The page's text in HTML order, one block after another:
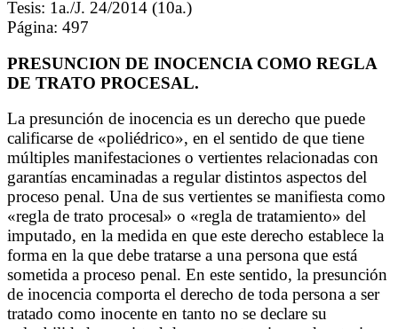
Tesis: 1a./J. 24/2014 (10a.)
Página: 497
PRESUNCION DE INOCENCIA COMO REGLA
DE TRATO PROCESAL.
La presunción de inocencia es un derecho que puede
calificarse de «poliédrico», en el sentido de que tiene
múltiples manifestaciones o vertientes relacionadas con
garantías encaminadas a regular distintos aspectos del
proceso penal. Una de sus vertientes se manifiesta como
«regla de trato procesal» o «regla de tratamiento» del
imputado, en la medida en que este derecho establece la
forma en la que debe tratarse a una persona que está
sometida a proceso penal. En este sentido, la presunción
de inocencia comporta el derecho de toda persona a ser
tratado como inocente en tanto no se declare su